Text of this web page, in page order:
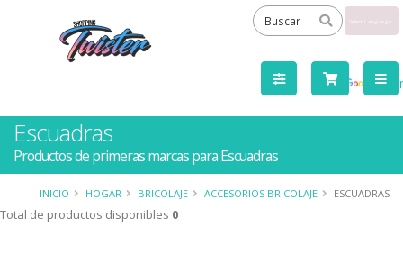
by
Escuadras
Productos de primeras marcas para Escuadras
INICIO HOGAR BRICOLAJE ACCESORIOS BRICOLAJE ESCUADRAS
Total de productos disponibles 0